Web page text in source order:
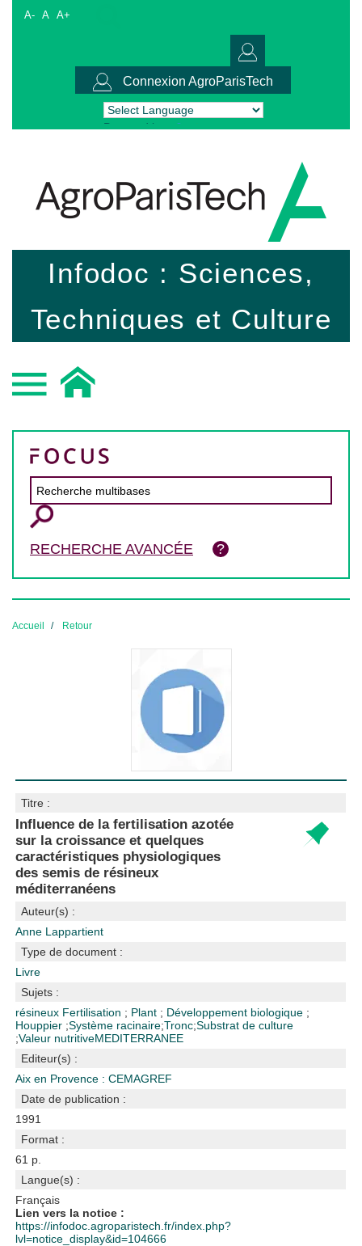
A- A A+
Connexion AgroParisTech
Powered by Translate
Infodoc : Sciences,
Techniques et Culture
RECHERCHE AVANCÉE
Accueil Retour
Titre :
Influence de la fertilisation azotée
sur la croissance et quelques
caractéristiques physiologiques
des semis de résineux
méditerranéens
Auteur(s) :
Anne Lappartient
Type de document :
Livre
Sujets :
résineux Fertilisation ; Plant ; Développement biologique ;
Houppier ;Système racinaire;Tronc;Substrat de culture
;Valeur nutritiveMEDITERRANEE
Editeur(s) :
Aix en Provence : CEMAGREF
Date de publication :
1991
Format :
61 p.
Langue(s) :
Français
Lien vers la notice :
https://infodoc.agroparistech.fr/index.php?
lvl=notice_display&id=104666